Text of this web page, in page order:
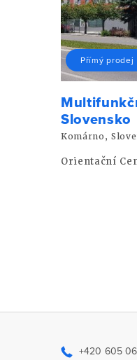
Přímý prodej
Slovensko
Komárno,
Orientační
+420 605